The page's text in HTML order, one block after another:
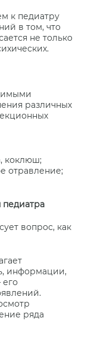
к педиатру
в том, что
не только
различных
коклюш;
отравление;
педиатра
вопрос, как
информации,
его
ряда